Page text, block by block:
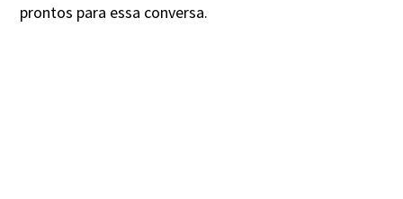
prontos para essa conversa.